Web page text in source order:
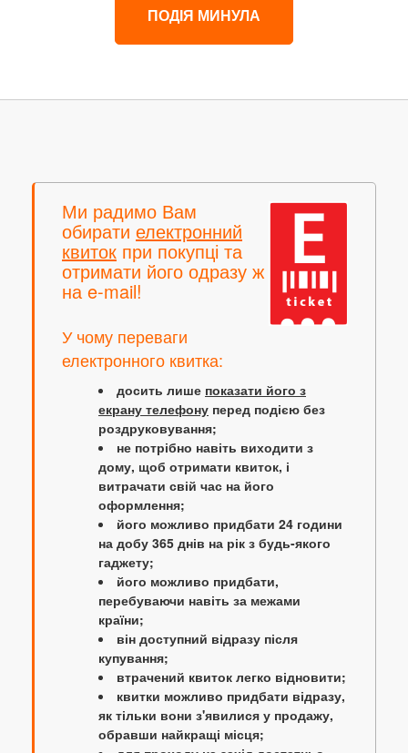
ПОДІЯ МИНУЛА
Ми радимо Вам
обирати електронний
квиток при покупці та
отримати його одразу ж
на e-mail!
У чому переваги
електронного квитка:
досить лише показати його з
екрану телефону перед подією без
роздруковування;
не потрібно навіть виходити з
дому, щоб отримати квиток, і
витрачати свій час на його
оформлення;
його можливо придбати 24 години
на добу 365 днів на рік з будь-якого
гаджету;
його можливо придбати,
перебуваючи навіть за межами
країни;
він доступний відразу після
купування;
втрачений квиток легко відновити;
квитки можливо придбати відразу,
як тільки вони з'явилися у продажу,
обравши найкращі місця;